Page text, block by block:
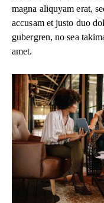
magna aliquyam erat,
accusam et justo duo
gubergren, no sea
amet.